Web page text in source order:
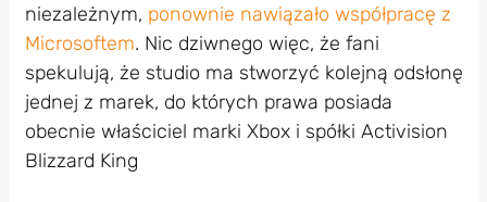
niezależnym, ponownie nawiązało współpracę z
Microsoftem. Nic dziwnego więc, że fani
spekulują, że studio ma stworzyć kolejną odsłonę
jednej z marek, do których prawa posiada
obecnie właściciel marki Xbox i spółki Activision
Blizzard King